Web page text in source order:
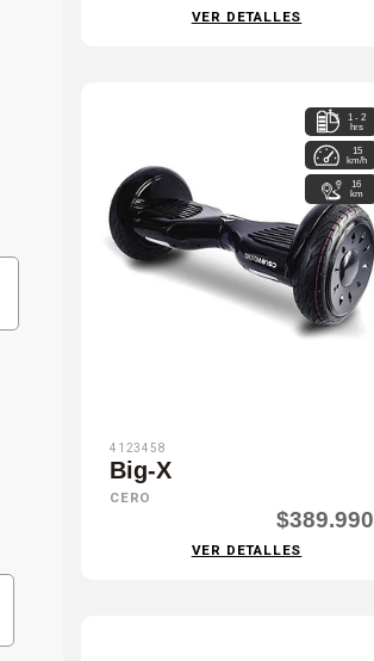
VER DETALLES
1 - 2
hrs
15
km/h
16
km
4123458
Big-X
CERO
$389.990
VER DETALLES